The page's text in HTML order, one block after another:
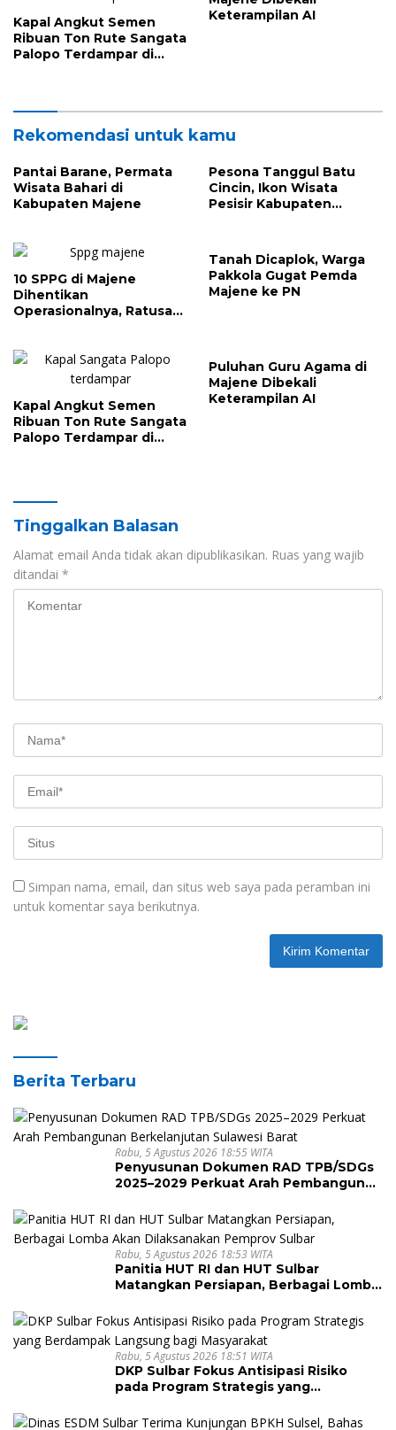
Kapal Angkut Semen
Ribuan Ton Rute Sangata
Palopo Terdampar di
Keterampilan AI
Rekomendasi untuk kamu
Pantai Barane, Permata
Wisata Bahari di
Kabupaten Majene
Pesona Tanggul Batu
Cincin, Ikon Wisata
Pesisir Kabupaten
10 SPPG di Majene
Dihentikan
Operasionalnya, Ratusan
Tanah Dicaplok, Warga
Pakkola Gugat Pemda
Majene ke PN
Kapal Angkut Semen
Ribuan Ton Rute Sangata
Palopo Terdampar di
Puluhan Guru Agama di
Majene Dibekali
Keterampilan AI
Tinggalkan Balasan
Alamat email Anda tidak akan dipublikasikan. Ruas yang wajib
ditandai *
Simpan nama, email, dan situs web saya pada peramban ini
untuk komentar saya berikutnya.
Berita Terbaru
Rabu, 5 Agustus 2026 18:55 WITA
Penyusunan Dokumen RAD TPB/SDGs
2025–2029 Perkuat Arah Pembangunan
Rabu, 5 Agustus 2026 18:53 WITA
Panitia HUT RI dan HUT Sulbar
Matangkan Persiapan, Berbagai Lomba
Rabu, 5 Agustus 2026 18:51 WITA
DKP Sulbar Fokus Antisipasi Risiko
pada Program Strategis yang